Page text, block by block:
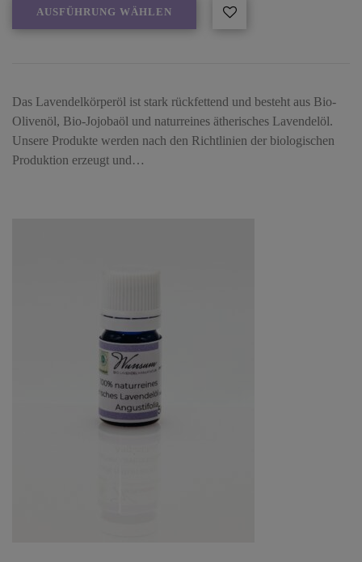
AUSFÜHRUNG WÄHLEN
Das Lavendelkörperöl ist stark rückfettend und besteht aus Bio-
Olivenöl, Bio-Jojobaöl und naturreines ätherisches Lavendelöl.
Unsere Produkte werden nach den Richtlinien der biologischen
Produktion erzeugt und…